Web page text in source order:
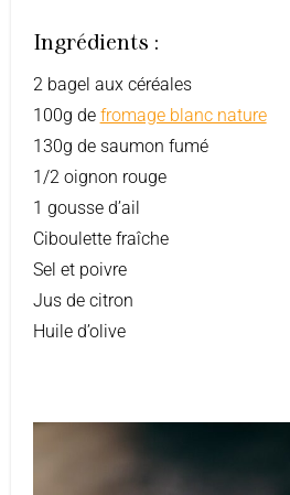
Ingrédients :
2 bagel aux céréales
100g de fromage blanc nature
130g de saumon fumé
1/2 oignon rouge
1 gousse d’ail
Ciboulette fraîche
Sel et poivre
Jus de citron
Huile d’olive